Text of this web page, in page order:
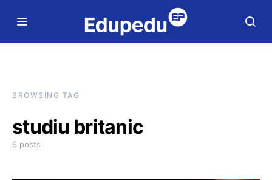
BROWSING TAG
studiu britanic
6 posts